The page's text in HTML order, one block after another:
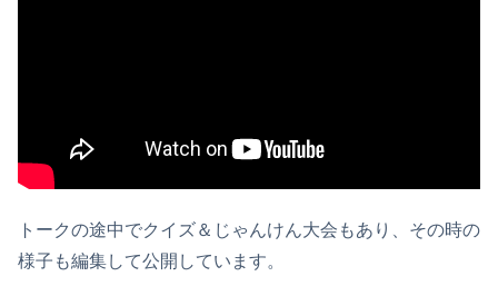
トークの途中でクイズ＆じゃんけん大会もあり、その時の
様子も編集して公開しています。